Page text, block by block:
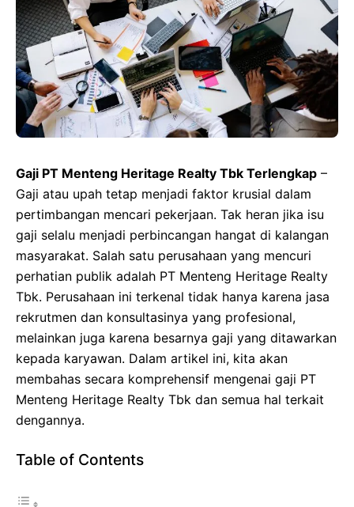
Gaji PT Menteng Heritage Realty Tbk Terlengkap –
Gaji atau upah tetap menjadi faktor krusial dalam
pertimbangan mencari pekerjaan. Tak heran jika isu
gaji selalu menjadi perbincangan hangat di kalangan
masyarakat. Salah satu perusahaan yang mencuri
perhatian publik adalah PT Menteng Heritage Realty
Tbk. Perusahaan ini terkenal tidak hanya karena jasa
rekrutmen dan konsultasinya yang profesional,
melainkan juga karena besarnya gaji yang ditawarkan
kepada karyawan. Dalam artikel ini, kita akan
membahas secara komprehensif mengenai gaji PT
Menteng Heritage Realty Tbk dan semua hal terkait
dengannya.
Table of Contents